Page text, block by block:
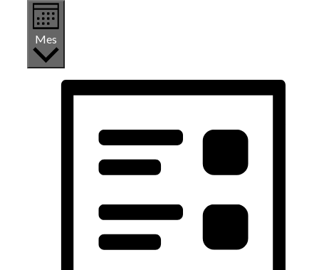
Mes